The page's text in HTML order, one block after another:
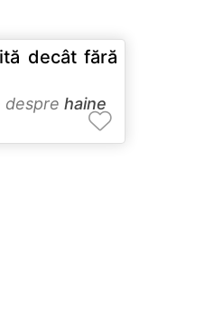
decât fără
haine